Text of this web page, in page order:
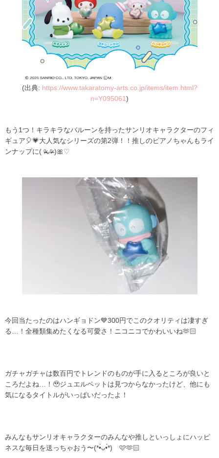
(出典: https://www.takaratomy-arts.co.jp/items/item.html?
n=Y095061)
もう1つ！キラキラなバルーンを持ったサンリオキャラクターのフィ
ギュア🎈💗大人気なシリーズの第2弾！！推しのピアノちゃんもライ
ンナップに( ᵒ̶̶̷ᴗᵒ̶̶̷ )🎀♡
今回当たったのはハンギョドン💙300円でこのクオリティは凄すぎ
る…！全種類集めたくなる可愛さ！ニコニコでかわいいね🫶🏻
ガチャガチャは数百円でトレンドのものが手に入るところが良いと
ころだよね…！🥹ジュエルペットは見つからなかったけど、他にも
気になるタイトルがいっぱいだったよ！
みんなもサンリオキャラクターのみんなや推しといっしょにハッピ
ネスな毎日を送っちゃおう〜(*•̀ᴗ•́*)ゝ🩷🫶🏻